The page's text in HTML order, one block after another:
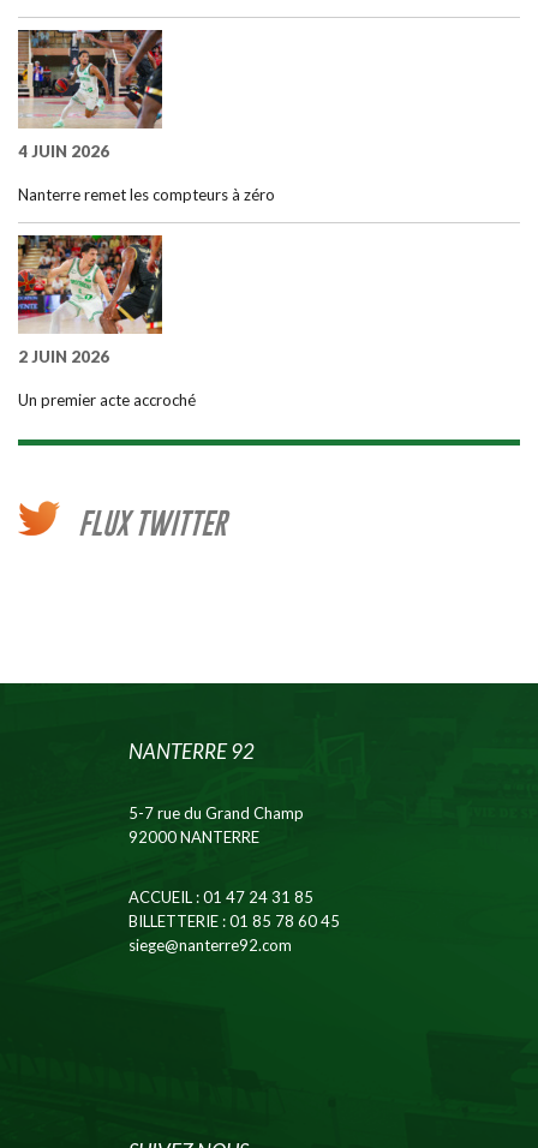
4 JUIN 2026
Nanterre remet les compteurs à zéro
2 JUIN 2026
Un premier acte accroché
FLUX TWITTER
NANTERRE 92
5-7 rue du Grand Champ
92000 NANTERRE
ACCUEIL: 01 47 24 31 85
BILLETTERIE: 01 85 78 60 45
siege@nanterre92.com